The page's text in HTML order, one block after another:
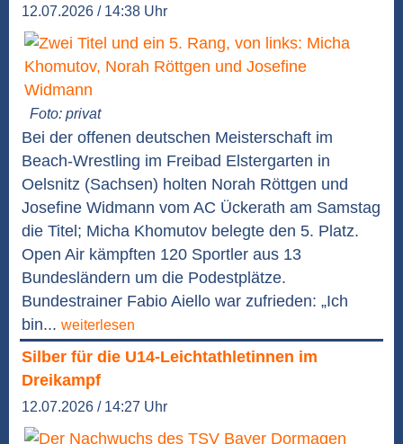
12.07.2026 / 14:38 Uhr
Foto: privat
Bei der offenen deutschen Meisterschaft im
Beach-Wrestling im Freibad Elstergarten in
Oelsnitz (Sachsen) holten Norah Röttgen und
Josefine Widmann vom AC Ückerath am Samstag
die Titel; Micha Khomutov belegte den 5. Platz.
Open Air kämpften 120 Sportler aus 13
Bundesländern um die Podestplätze.
Bundestrainer Fabio Aiello war zufrieden: „Ich
bin... weiterlesen
Silber für die U14-Leichtathletinnen im
Dreikampf
12.07.2026 / 14:27 Uhr